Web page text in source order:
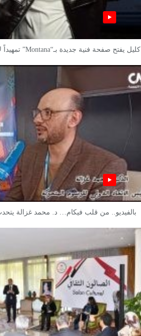
كليل يفتح صفحة فنية جديدة بـ“Montana” تمهيداً لألبومه “Ghost…
بالفيديو.. من قلب فيكام… د. محمد غزالة